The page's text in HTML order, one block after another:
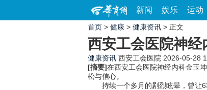
新闻 娱乐 运动
首页 > 健康 > 健康资讯 > 正文
西安工会医院神
健康资讯 西安工会医院 2026-05-28
[摘要]在西安工会医院神经内科金玉
松与信心。
持续一个多月的剧烈眩晕，曾让63